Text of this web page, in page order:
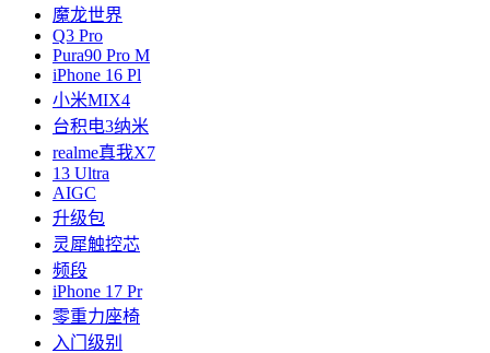
魔龙世界
Q3 Pro
Pura90 Pro M
iPhone 16 Pl
小米MIX4
台积电3纳米
realme真我X7
13 Ultra
AIGC
升级包
灵犀触控芯
频段
iPhone 17 Pr
零重力座椅
入门级别